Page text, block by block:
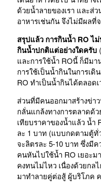
ด้วยน้ำลายของเรา และส่
อาหารเช่นกัน จึงไม่มีผลที่
สรุปแล้ว การกินน้ำ RO ไ
กินน้ำปกติแต่อย่างใดครับ
และการใช้น้ำ ROนี้ ก็มีม
การใช้เป็นน้ำกินในการเดิ
RO ทำเป็นน้ำกินได้ตลอด
ส่วนที่มีคนออกมาสร้างข่า
กลั่นแกล้งทางการตลาดด้ว
เทียบราคาของน้ำแล้ว น้
ละ 1 บาท (แบบกดตามตู้
จะลิตรละ 5-10 บาท ซึ่งมี
คนหันไปใช้น้ำ RO เยอะ
คงทนไม่ไหว เนื่องด้วยกล
มาทำลายคู่ต่อสู้ ผู้บริโภค